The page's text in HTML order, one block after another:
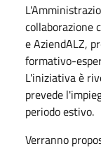
collaborazione
e AziendALZ,
formativo-
L'iniziativa è
prevede
periodo estivo.
Verranno